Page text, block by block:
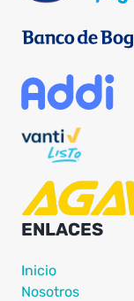
ENLACES
Inicio
Nosotros